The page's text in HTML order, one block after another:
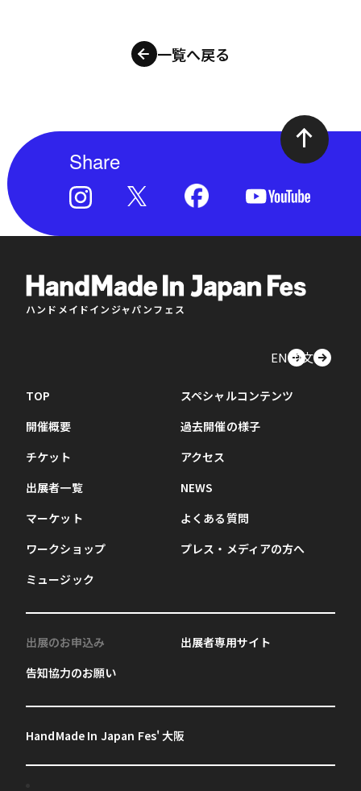
一覧へ戻る
Share
ハンドメイドインジャパンフェス
EN中文
TOP
開催概要
チケット
出展者一覧
マーケット
ワークショップ
ミュージック
スペシャルコンテンツ
過去開催の様子
アクセス
NEWS
よくある質問
プレス・メディアの方へ
出展のお申込み
告知協力のお願い
出展者専用サイト
HandMade In Japan Fes' 大阪